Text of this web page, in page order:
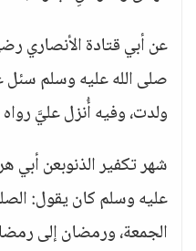
عن أبي قتادة الأنصاري
صلى الله عليه وسلم سئل
ولدت، وفيه أُنزل عليَّ
شهر تكفير الذنوبعن أبي
عليه وسلم كان يقول:
الجمعة، ورمضان إلى